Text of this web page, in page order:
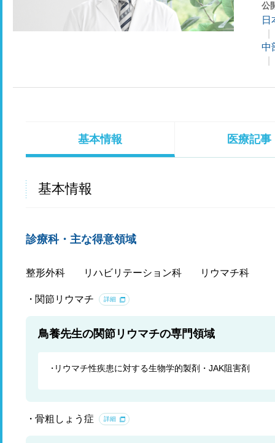
公
日
中
基本情報 医療記事
基本情報
診療科・主な得意領域
整形外科 リハビリテーション科 リウマチ科
関節リウマチ 詳細
鳥養先生の関節リウマチの専門領域
リウマチ性疾患に対する生物学的製剤・JAK阻害剤
骨粗しょう症 詳細